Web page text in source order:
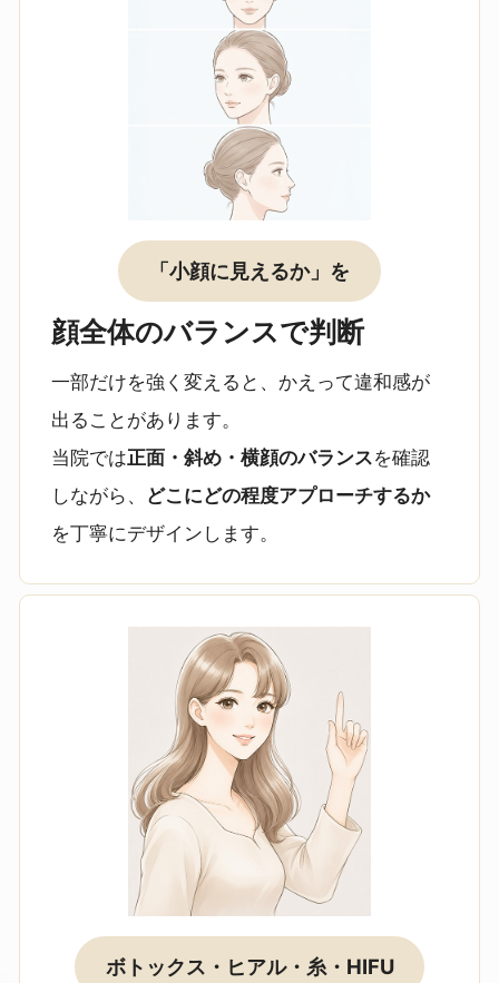
「小顔に見えるか」を
顔全体のバランスで判断
一部だけを強く変えると、かえって違和感が
出ることがあります。
当院では正面・斜め・横顔のバランスを確認
しながら、
どこにどの程度アプローチするか
を丁寧にデザインします。
ボトックス・ヒアル・糸・HIFU